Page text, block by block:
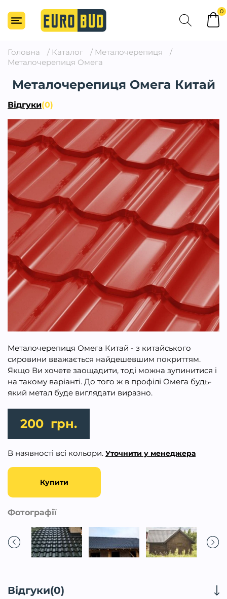
0
Головна / Каталог / Металочерепиця
/
Металочерепиця Омега
Металочерепиця Омега Китай
Відгуки(0)
Металочерепиця Омега Китай - з китайського
сировини вважається найдешевшим покриттям.
Якщо Ви хочете заощадити, тоді можна зупинитися і
на такому варіанті. До того ж в профілі Омега будь-
який метал буде виглядати виразно.
200 грн.
В наявності всі кольори. Уточнити у менеджера
Купити
Фотографії
Відгуки(0)